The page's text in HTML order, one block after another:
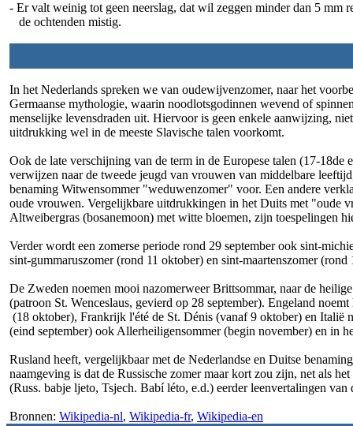
- Er valt weinig tot geen neerslag, dat wil zeggen minder dan 5 mm
de ochtenden mistig.
In het Nederlands spreken we van oudewijvenzomer, naar het
Germaanse mythologie, waarin noodlotsgodinnen wevend of
menselijke levensdraden uit. Hiervoor is geen enkele aanwijzing,
uitdrukking wel in de meeste Slavische talen voorkomt.
Ook de late verschijning van de term in de Europese talen (17-
verwijzen naar de tweede jeugd van vrouwen van middelbare
benaming Witwensommer "weduwenzomer" voor. Een andere
oude vrouwen. Vergelijkbare uitdrukkingen in het Duits met "oude
Altweibergras (bosanemoon) met witte bloemen, zijn toespelingen
Verder wordt een zomerse periode rond 29 september ook sint-
sint-gummaruszomer (rond 11 oktober) en sint-maartenszomer
De Zweden noemen mooi nazomerweer Brittsommar, naar de
(patroon St. Wenceslaus, gevierd op 28 september). Engeland
(18 oktober), Frankrijk l'été de St. Dénis (vanaf 9 oktober) en Italië
(eind september) ook Allerheiligensommer (begin november) en in
Rusland heeft, vergelijkbaar met de Nederlandse en Duitse
naamgeving is dat de Russische zomer maar kort zou zijn, net als
(Russ. babje ljeto, Tsjech. Babí léto, e.d.) eerder leenvertalingen
Bronnen: Wikipedia-nl, Wikipedia-fr, Wikipedia-en